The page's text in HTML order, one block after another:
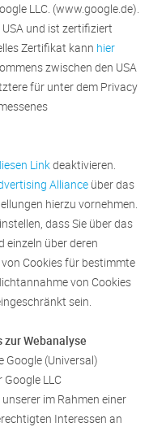
LLC. (www.google.de).
und ist zertifiziert
Zertifikat kann hier
zwischen den USA
für unter dem Privacy
Linkdeaktivieren.
Alliance über das
hierzu vornehmen.
dass Sie über das
einzeln über deren
Cookies für bestimmte
von Cookies
sein.
Webanalyse
Google (Universal)
LLC
im Rahmen einer
Interessen an